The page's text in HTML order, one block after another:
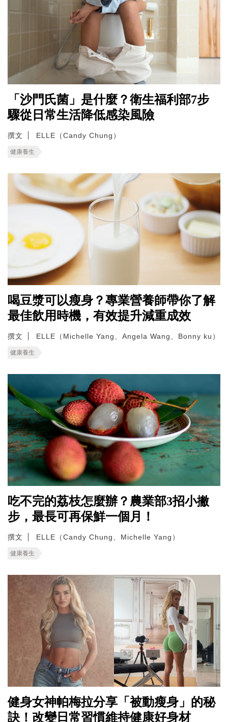
「沙門氏菌」是什麼？衛生福利部7步
驟從日常生活降低感染風險
撰文 ELLE（Candy Chung）
健康養生
喝豆漿可以瘦身？專業營養師帶你了解
最佳飲用時機，有效提升減重成效
撰文 ELLE（Michelle Yang、Angela Wang、Bonny ku）
健康養生
吃不完的荔枝怎麼辦？農業部3招小撇
步，最長可再保鮮一個月！
撰文 ELLE（Candy Chung、Michelle Yang）
健康養生
健身女神帕梅拉分享「被動瘦身」的秘
訣！改變日常習慣維持健康好身材